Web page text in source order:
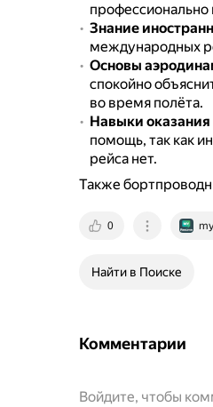
профессионально
Знание
международных
Основы
спокойно
во время полёта.
Навыки
помощь, так как
рейса нет.
Также
0
Найти в Поиске
Комментарии
Войдите, чтобы